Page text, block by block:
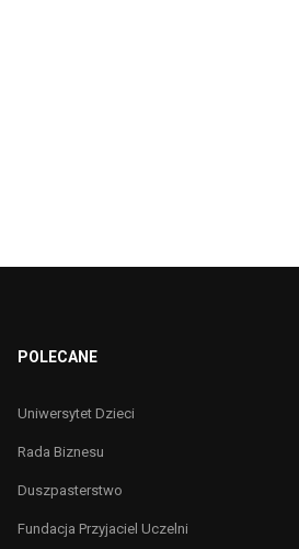
POLECANE
Uniwersytet Dzieci
Rada Biznesu
Duszpasterstwo
Fundacja Przyjaciel Uczelni